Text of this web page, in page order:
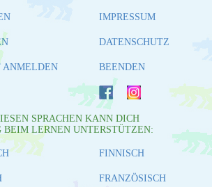
ANMELDEN
IMPRESSUM
DATENSCHUTZ
BEENDEN
SPRACHEN KANN DICH
BEIM LERNEN UNTERSTÜTZEN:
FINNISCH
FRANZÖSISCH